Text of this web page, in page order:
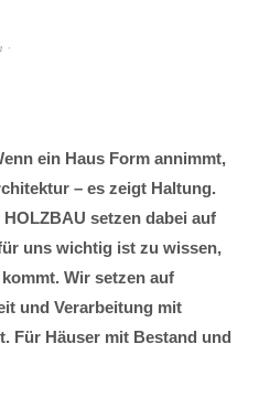
ein Haus Form annimmt,
– es zeigt Haltung.
setzen dabei auf
uns wichtig ist zu wissen,
Wir setzen auf
und Verarbeitung mit
Für Häuser mit Bestand und